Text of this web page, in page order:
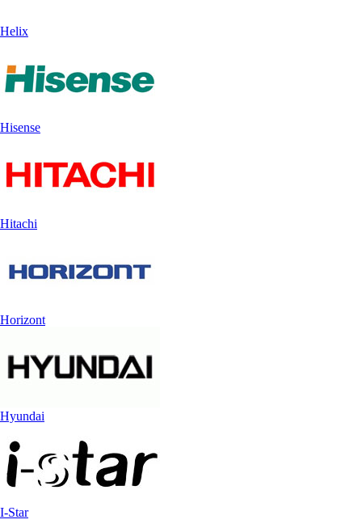
Helix
Hisense
Hitachi
Horizont
Hyundai
I-Star